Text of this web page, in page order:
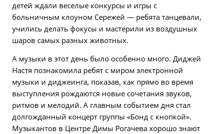
детей ждали веселые конкурсы и игры с
больничным клоуном Сережей — ребята танцевали,
учились делать фокусы и мастерили из воздушных
шаров самых разных животных.
А музыки в этот день было особенно много. Диджей
Настя познакомила ребят с миром электронной
музыки и диджеинга, показав, как прямо во время
выступления рождаются новые сочетания звуков,
ритмов и мелодий. А главным событием дня стал
долгожданный концерт группы «Бонд с кнопкой».
Музыкантов в Центре Димы Рогачева хорошо знают